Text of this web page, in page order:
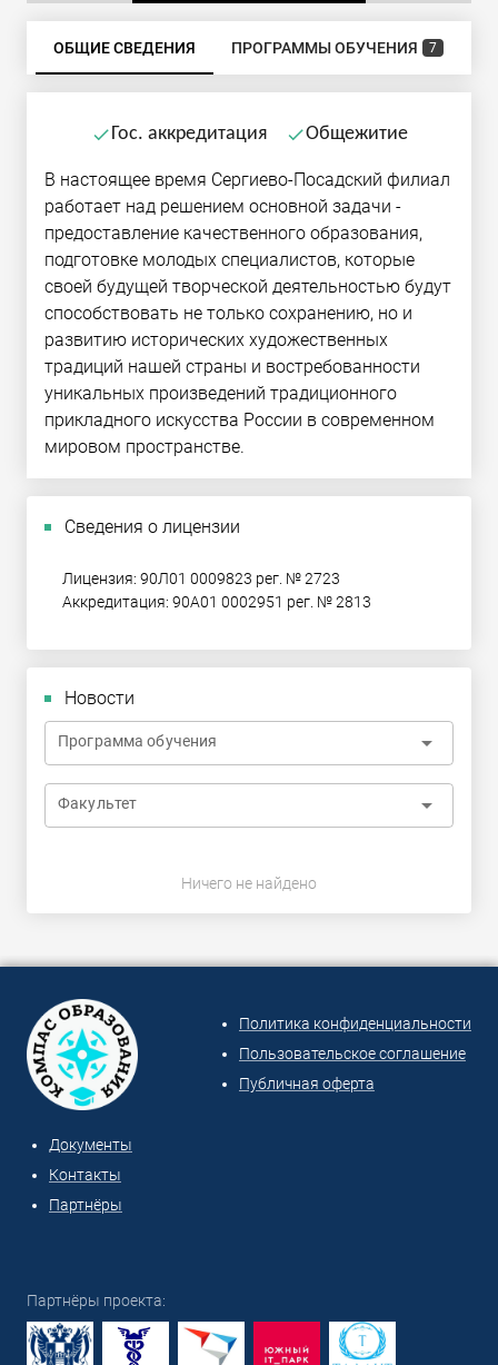
ОБЩИЕ СВЕДЕНИЯ ПРОГРАММЫ ОБУЧЕНИЯ 7
doneГос. аккредитация doneОбщежитие
В настоящее время Сергиево-Посадский филиал
работает над решением основной задачи -
предоставление качественного образования,
подготовке молодых специалистов, которые
своей будущей творческой деятельностью будут
способствовать не только сохранению, но и
развитию исторических художественных
традиций нашей страны и востребованности
уникальных произведений традиционного
прикладного искусства России в современном
мировом пространстве.
Сведения о лицензии
Лицензия: 90Л01 0009823 рег. № 2723
Аккредитация: 90А01 0002951 рег. № 2813
Новости
Программа обучения arrow_drop_down
Факультет arrow_drop_down
Ничего не найдено
Политика конфиденциальности
Пользовательское соглашение
Публичная оферта
Документы
Контакты
Партнёры
Партнёры проекта: